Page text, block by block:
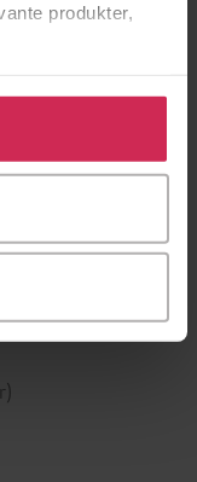
produkter,
til å
Du kan også
ved å klikke
349,-
EBOK